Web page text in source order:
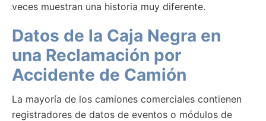
veces muestran una historia muy diferente.
Datos de la Caja Negra en
una Reclamación por
Accidente de Camión
La mayoría de los camiones comerciales contienen
registradores de datos de eventos o módulos de